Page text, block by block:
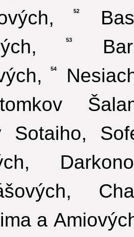
52
53
54
Sotaiho,
a